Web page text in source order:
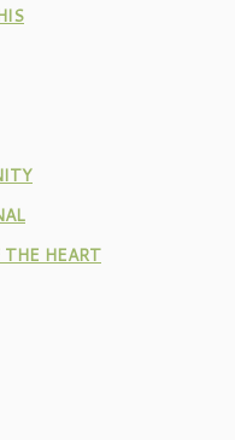
HEART